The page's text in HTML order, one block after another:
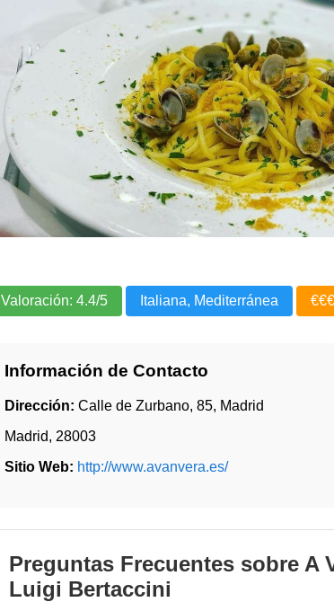
Valoración: 4.4/5 Italiana, Mediterránea
Información de Contacto
Dirección: Calle de Zurbano, 85, Madrid
Madrid, 28003
Sitio Web: http://www.avanvera.es/
Preguntas Frecuentes sobre A
Luigi Bertaccini